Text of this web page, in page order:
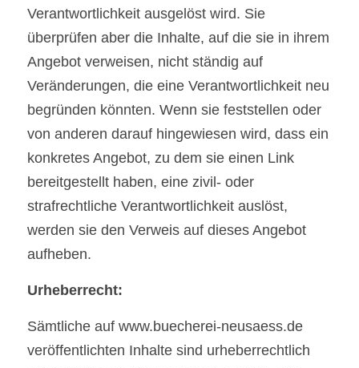
Verantwortlichkeit ausgelöst wird. Sie
überprüfen aber die Inhalte, auf die sie in ihrem
Angebot verweisen, nicht ständig auf
Veränderungen, die eine Verantwortlichkeit neu
begründen könnten. Wenn sie feststellen oder
von anderen darauf hingewiesen wird, dass ein
konkretes Angebot, zu dem sie einen Link
bereitgestellt haben, eine zivil- oder
strafrechtliche Verantwortlichkeit auslöst,
werden sie den Verweis auf dieses Angebot
aufheben.
Urheberrecht:
Sämtliche auf www.buecherei-neusaess.de
veröffentlichten Inhalte sind urheberrechtlich